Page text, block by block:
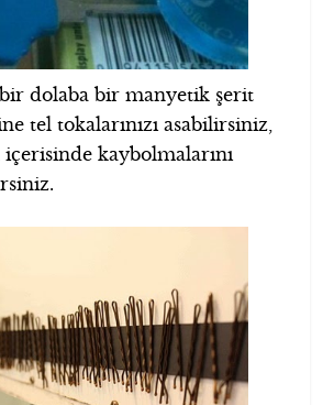
dolaba bir manyetik şerit
tel tokalarınızı asabilirsiniz,
kaybolmalarını